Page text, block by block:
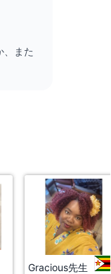
、また
Gracious先生